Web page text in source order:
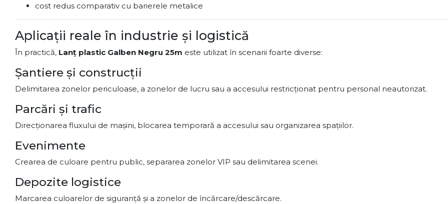
cost redus comparativ cu barierele metalice
Aplicații reale în industrie și logistică
În practică, Lanț plastic Galben Negru 25m este utilizat în scenarii foarte diverse:
Șantiere și construcții
Delimitarea zonelor periculoase, a zonelor de lucru sau a accesului restricționat pentru personal neautorizat.
Parcări și trafic
Direcționarea fluxului de mașini, blocarea temporară a accesului sau organizarea spațiilor.
Evenimente
Crearea de culoare pentru public, separarea zonelor VIP sau delimitarea scenei.
Depozite logistice
Marcarea culoarelor de siguranță și a zonelor de încărcare/descărcare.